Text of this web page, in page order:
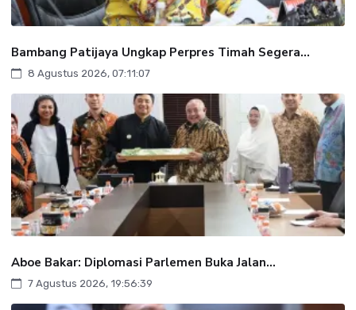
Bambang Patijaya Ungkap Perpres Timah Segera...
8 Agustus 2026, 07:11:07
Aboe Bakar: Diplomasi Parlemen Buka Jalan...
7 Agustus 2026, 19:56:39